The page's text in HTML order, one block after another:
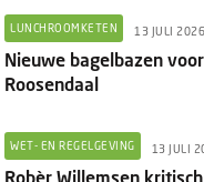
LUNCHROOMKETEN 13 JULI 2026
Nieuwe bagelbazen
Roosendaal
WET- EN REGELGEVING 13 JULI
Robèr Willemsen